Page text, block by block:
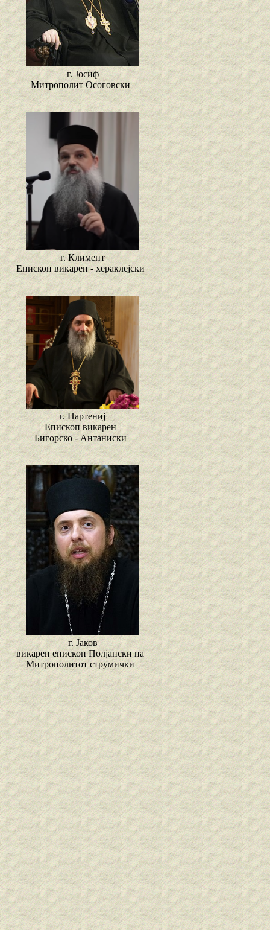
г. Јосиф
Митрополит Осоговски
г. Климент
Епископ викарен - хераклејски
г. Партениј
Епископ викарен
Бигорско - Антаниски
г. Јаков
викарен епископ Полјански на
Митрополитот струмички